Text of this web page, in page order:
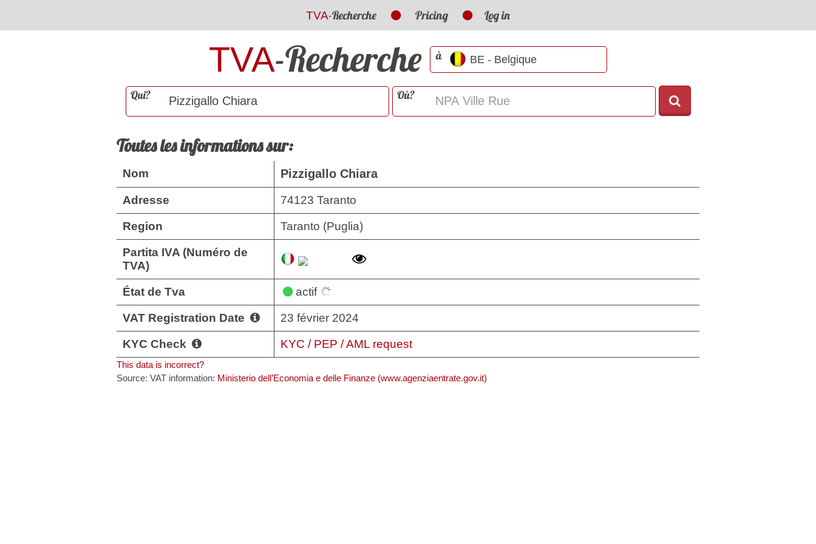
TVA-Recherche Pricing Log in
TVA-Recherche à
Qui? Où?
Toutes les informations sur:
Nom Pizzigallo Chiara
Adresse 74123 Taranto
Region Taranto (Puglia)
Partita IVA (Numéro de
TVA)
État de Tva actif
VAT Registration Date 23 février 2024
KYC Check KYC / PEP / AML request
This data is incorrect?
Source: VAT information: Ministerio dell’Economia e delle Finanze (www.agenziaentrate.gov.it)